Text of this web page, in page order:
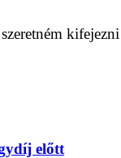
kifejezni
előtt